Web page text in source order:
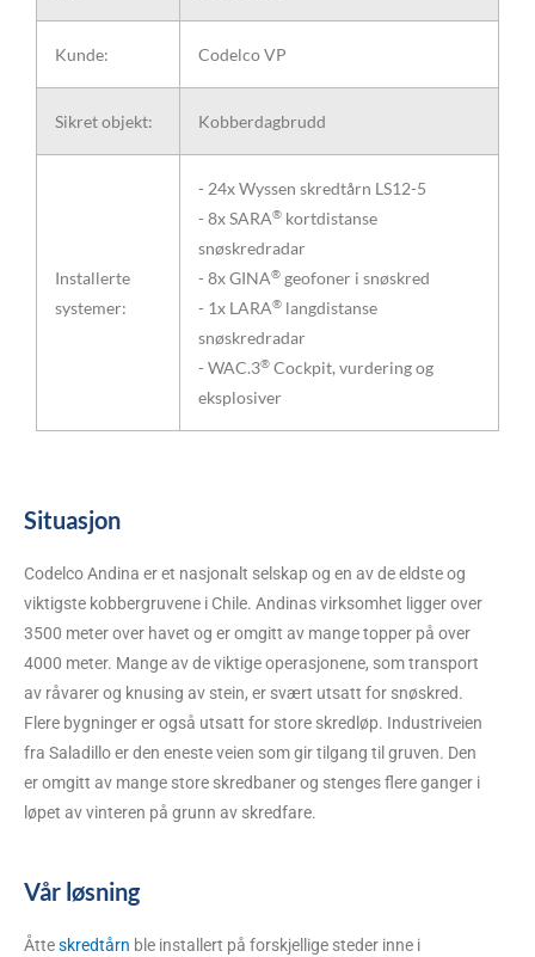
Kunde: Codelco VP
Sikret objekt: Kobberdagbrudd
Installerte
systemer:
- 24x Wyssen skredtårn LS12-5
- 8x SARA® kortdistanse
snøskredradar
- 8x GINA® geofoner i snøskred
- 1x LARA® langdistanse
snøskredradar
- WAC.3® Cockpit, vurdering og
eksplosiver
Situasjon
Codelco Andina er et nasjonalt selskap og en av de eldste og
viktigste kobbergruvene i Chile. Andinas virksomhet ligger over
3500 meter over havet og er omgitt av mange topper på over
4000 meter. Mange av de viktige operasjonene, som transport
av råvarer og knusing av stein, er svært utsatt for snøskred.
Flere bygninger er også utsatt for store skredløp. Industriveien
fra Saladillo er den eneste veien som gir tilgang til gruven. Den
er omgitt av mange store skredbaner og stenges flere ganger i
løpet av vinteren på grunn av skredfare.
Vår løsning
Åtteskredtårn ble installert på forskjellige steder inne i